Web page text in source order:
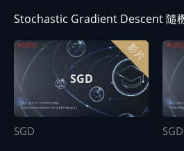
Stochastic Gradient Descent 隨
影片
SGD
SGD